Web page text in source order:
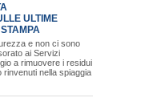
ULTIME
e non ci sono
ai Servizi
a rimuovere i residui
nella spiaggia